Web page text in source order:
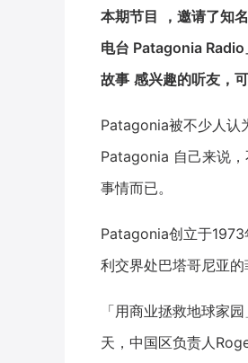
本期节目 ，邀请了知
电台 Patagonia Radio
故事 感兴趣的听友，可
Patagonia被不少人认
Patagonia 自己来说
事情而已。
Patagonia创立于
利交界处巴塔哥尼亚的
「用商业拯救地球家
天，中国区负责人